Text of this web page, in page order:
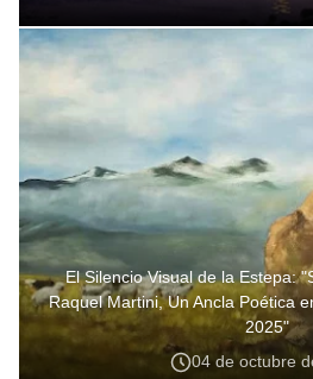
El Silencio Visual de la Estepa:
Raquel Martini, Un Ancla Poética
2025"
04 de octubre